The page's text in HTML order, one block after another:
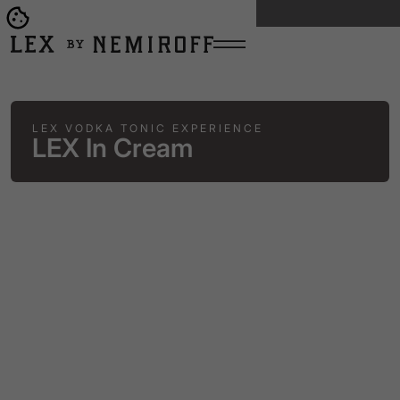
Go to main page
LEX VODKA TONIC EXPERIENCE
LEX In Cream